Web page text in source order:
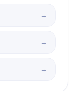
→
→
→